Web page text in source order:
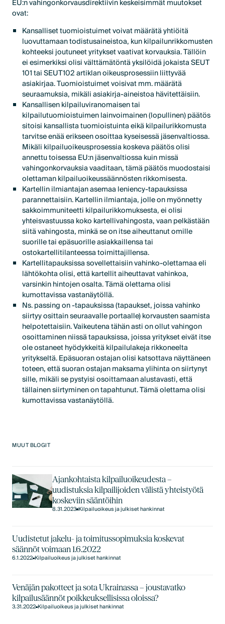
EU:n vahingonkorvausdirektiivin keskeisimmät muutokset
ovat:
Kansalliset tuomioistuimet voivat määrätä yhtiöitä
luovuttamaan todistusaineistoa, kun kilpailunrikkomusten
kohteeksi joutuneet yritykset vaativat korvauksia. Tällöin
ei esimerkiksi olisi välttämätöntä yksilöidä jokaista SEUT
101 tai SEUT102 artiklan oikeusprosessiin liittyvää
asiakirjaa. Tuomioistuimet voisivat mm. määrätä
seuraamuksia, mikäli asiakirja-aineistoa hävitettäisiin.
Kansallisen kilpailuviranomaisen tai
kilpailutuomioistuimen lainvoimainen (lopullinen) päätös
sitoisi kansallista tuomioistuinta eikä kilpailurikkomusta
tarvitse enää erikseen osoittaa kyseisessä jäsenvaltiossa.
Mikäli kilpailuoikeusprosessia koskeva päätös olisi
annettu toisessa EU:n jäsenvaltiossa kuin missä
vahingonkorvauksia vaaditaan, tämä päätös muodostaisi
olettaman kilpailuoikeussäännösten rikkomisesta.
Kartellin ilmiantajan asemaa leniency-tapauksissa
parannettaisiin. Kartellin ilmiantaja, jolle on myönnetty
sakkoimmuniteetti kilpailurikkomuksesta, ei olisi
yhteisvastuussa koko kartellivahingosta, vaan pelkästään
siitä vahingosta, minkä se on itse aiheuttanut omille
suorille tai epäsuorille asiakkaillensa tai
ostokartellitilanteessa toimittajillensa.
Kartellitapauksissa sovellettaisiin vahinko-olettamaa eli
lähtökohta olisi, että kartellit aiheuttavat vahinkoa,
varsinkin hintojen osalta. Tämä olettama olisi
kumottavissa vastanäytöllä.
Ns. passing on -tapauksissa (tapaukset, joissa vahinko
siirtyy osittain seuraavalle portaalle) korvausten saamista
helpotettaisiin. Vaikeutena tähän asti on ollut vahingon
osoittaminen niissä tapauksissa, joissa yritykset eivät itse
ole ostaneet hyödykkeitä kilpailulakeja rikkoneelta
yritykseltä. Epäsuoran ostajan olisi katsottava näyttäneen
toteen, että suoran ostajan maksama ylihinta on siirtynyt
sille, mikäli se pystyisi osoittamaan alustavasti, että
tällainen siirtyminen on tapahtunut. Tämä olettama olisi
kumottavissa vastanäytöllä.
MUUT BLOGIT
Ajankohtaista kilpailuoikeudesta –
uudistuksia kilpailijoiden välistä yhteistyötä
koskeviin sääntöihin
8.31.2023Kilpailuoikeus ja julkiset hankinnat
Uudistetut jakelu- ja toimitussopimuksia koskevat
säännöt voimaan 1.6.2022
6.1.2022Kilpailuoikeus ja julkiset hankinnat
Venäjän pakotteet ja sota Ukrainassa – joustavatko
kilpailusäännöt poikkeuksellisissa oloissa?
3.31.2022Kilpailuoikeus ja julkiset hankinnat